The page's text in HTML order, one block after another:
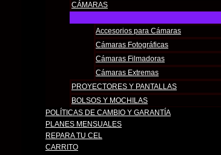
CÁMARAS
Accesorios para Cámaras
Cámaras Fotográficas
Cámaras Filmadoras
Cámaras Extremas
PROYECTORES Y PANTALLAS
BOLSOS Y MOCHILAS
POLÍTICAS DE CAMBIO Y GARANTÍA​
PLANES MENSUALES
REPARA TU CEL
CARRITO